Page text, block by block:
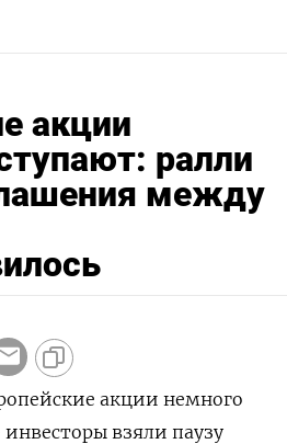
акции
ралли
между
акции немного
взяли паузу